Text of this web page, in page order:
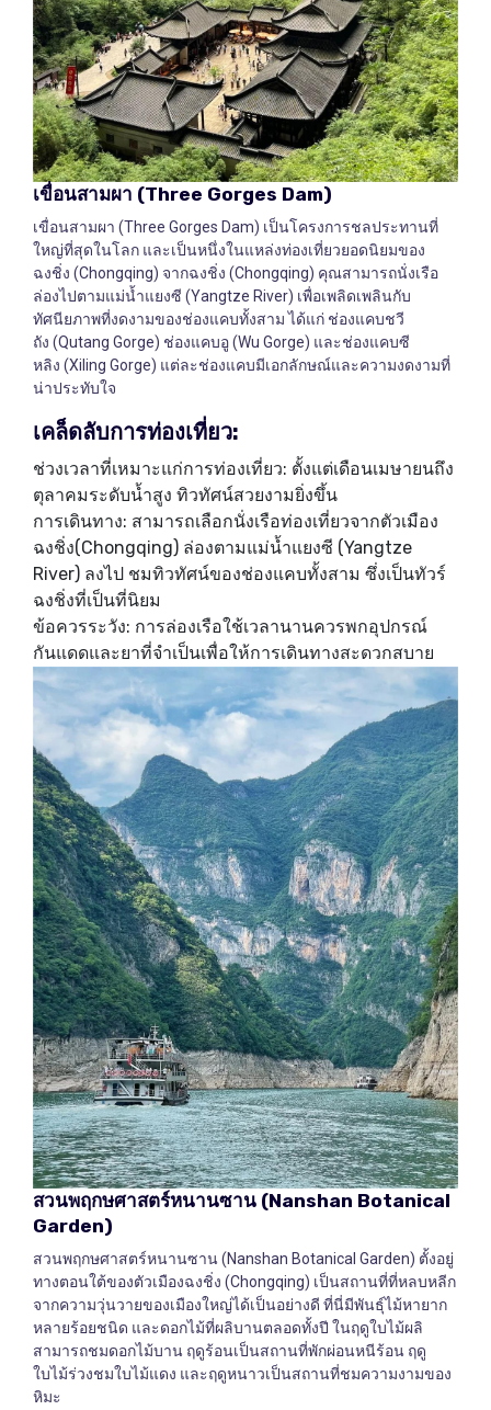
เขื่อนสามผา (Three Gorges Dam)
เขื่อนสามผา (Three Gorges Dam) เป็นโครงการชลประทานที่
ใหญ่ที่สุดในโลก และเป็นหนึ่งในแหล่งท่องเที่ยวยอดนิยมของ
ฉงชิ่ง (Chongqing) จากฉงชิ่ง (Chongqing) คุณสามารถนั่งเรือ
ล่องไปตามแม่น้ำแยงซี (Yangtze River) เพื่อเพลิดเพลินกับ
ทัศนียภาพที่งดงามของช่องแคบทั้งสาม ได้แก่ ช่องแคบชวี
ถัง (Qutang Gorge) ช่องแคบอู (Wu Gorge) และช่องแคบซี
หลิง (Xiling Gorge) แต่ละช่องแคบมีเอกลักษณ์และความงดงามที่
น่าประทับใจ
เคล็ดลับการท่องเที่ยว:
ช่วงเวลาที่เหมาะแก่การท่องเที่ยว: ตั้งแต่เดือนเมษายนถึง
ตุลาคมระดับน้ำสูง ทิวทัศน์สวยงามยิ่งขึ้น
การเดินทาง: สามารถเลือกนั่งเรือท่องเที่ยวจากตัวเมือง
ฉงชิ่ง(Chongqing) ล่องตามแม่น้ำแยงซี (Yangtze
River) ลงไป ชมทิวทัศน์ของช่องแคบทั้งสาม ซึ่งเป็นทัวร์
ฉงชิ่งที่เป็นที่นิยม
ข้อควรระวัง: การล่องเรือใช้เวลานานควรพกอุปกรณ์
กันแดดและยาที่จำเป็นเพื่อให้การเดินทางสะดวกสบาย
สวนพฤกษศาสตร์หนานซาน (Nanshan Botanical
Garden)
สวนพฤกษศาสตร์หนานซาน (Nanshan Botanical Garden) ตั้งอยู่
ทางตอนใต้ของตัวเมืองฉงชิ่ง (Chongqing) เป็นสถานที่ที่หลบหลีก
จากความวุ่นวายของเมืองใหญ่ได้เป็นอย่างดี ที่นี่มีพันธุ์ไม้หายาก
หลายร้อยชนิด และดอกไม้ที่ผลิบานตลอดทั้งปี ในฤดูใบไม้ผลิ
สามารถชมดอกไม้บาน ฤดูร้อนเป็นสถานที่พักผ่อนหนีร้อน ฤดู
ใบไม้ร่วงชมใบไม้แดง และฤดูหนาวเป็นสถานที่ชมความงามของ
หิมะ